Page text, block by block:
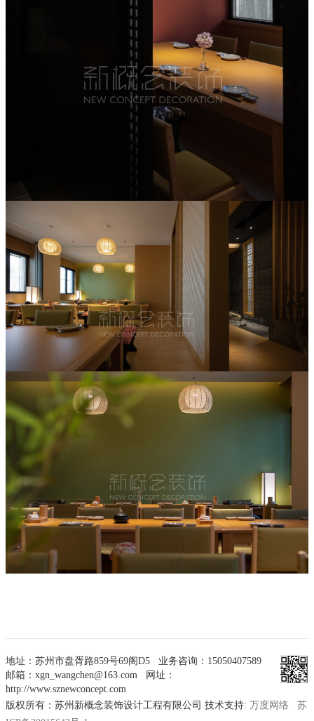
地址：苏州市盘胥路859号69阁D5 业务咨询：15050407589
邮箱：xgn_wangchen@163.com 网址：
http://www.sznewconcept.com
版权所有：苏州新概念装饰设计工程有限公司 技术支持: 万度网络
苏